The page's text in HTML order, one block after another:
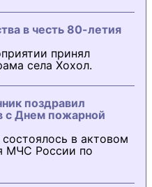
в честь 80-летия
принял
села Хохол.
поздравил
с Днем пожарной
в актовом
МЧС России по